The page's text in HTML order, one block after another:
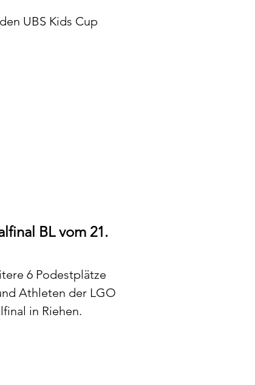
UBS Kids Cup
BL vom 21.
6 Podestplätze
Athleten der LGO
in Riehen.